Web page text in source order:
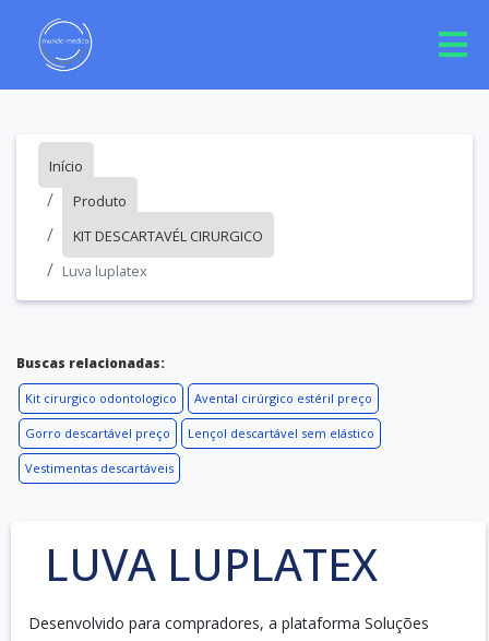
Início
Produto
KIT DESCARTAVÉL CIRURGICO
Luva luplatex
Buscas relacionadas:
Kit cirurgico odontologico Avental cirúrgico estéril preço
Gorro descartável preço Lençol descartável sem elástico
Vestimentas descartáveis
LUVA LUPLATEX
Desenvolvido para compradores, a plataforma Soluções